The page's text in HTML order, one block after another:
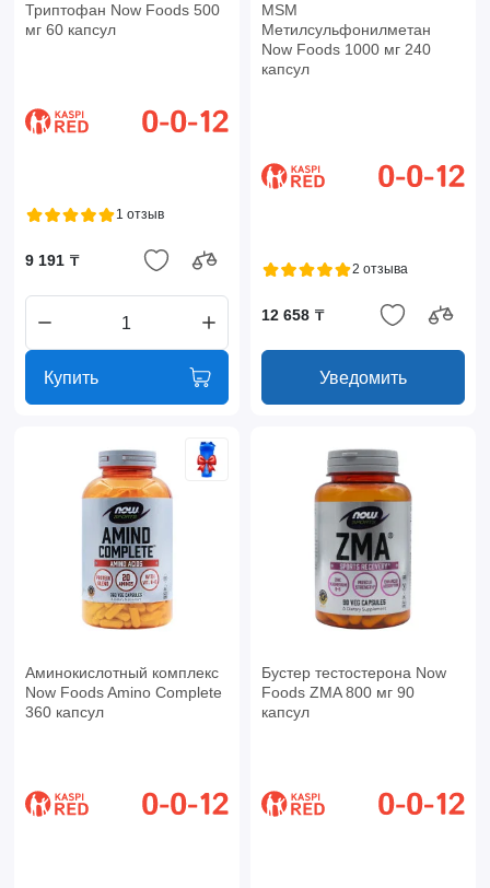
Триптофан Now Foods 500
мг 60 капсул
1 отзыв
9 191 ₸
Купить
MSM
Метилсульфонилметан
Now Foods 1000 мг 240
капсул
2 отзыва
12 658 ₸
Уведомить
Аминокислотный комплекс
Now Foods Amino Complete
360 капсул
Бустер тестостерона Now
Foods ZMA 800 мг 90
капсул